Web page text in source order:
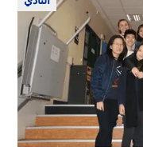
الرسوم: لا يوجد
الرسوم: لا يوجد